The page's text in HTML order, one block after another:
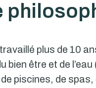
plus de 10
bien être et de l’eau
piscines, de spas,